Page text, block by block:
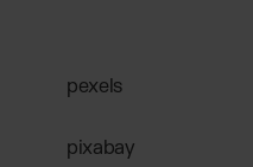
pexels
pixabay